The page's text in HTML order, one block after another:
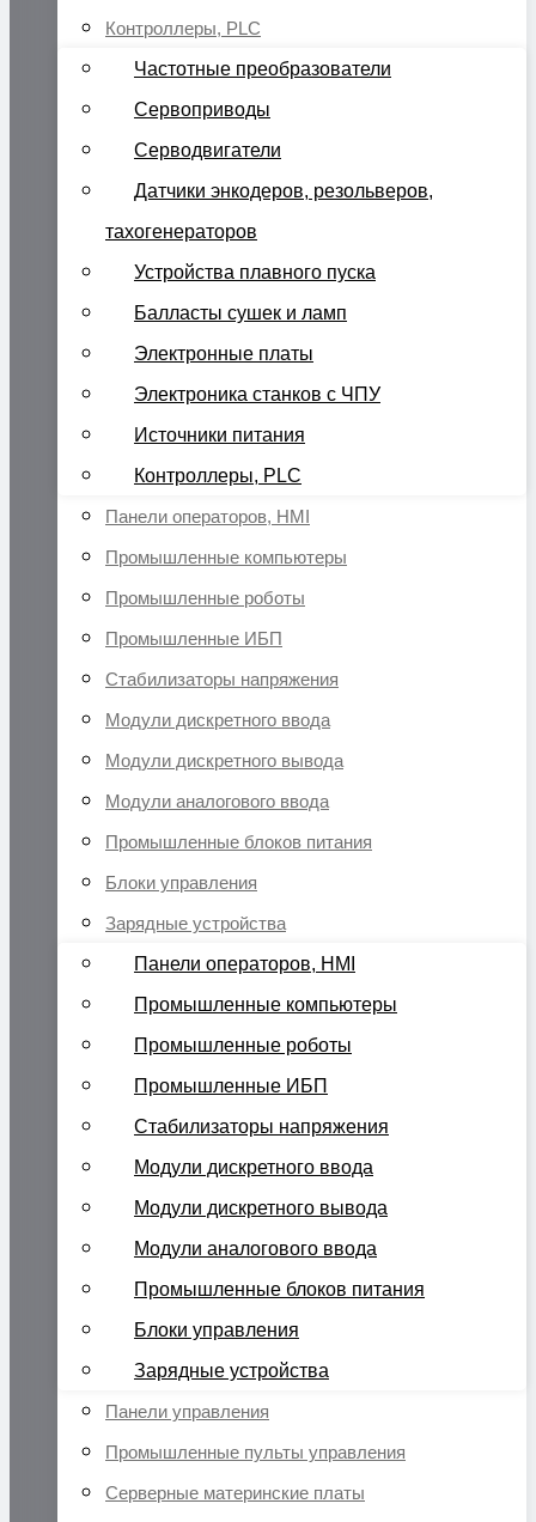
Контроллеры, PLC
Частотные преобразователи
Сервоприводы
Серводвигатели
Датчики энкодеров, резольверов,
тахогенераторов
Устройства плавного пуска
Балласты сушек и ламп
Электронные платы
Электроника станков с ЧПУ
Источники питания
Контроллеры, PLC
Панели операторов, HMI
Промышленные компьютеры
Промышленные роботы
Промышленные ИБП
Стабилизаторы напряжения
Модули дискретного ввода
Модули дискретного вывода
Модули аналогового ввода
Промышленные блоков питания
Блоки управления
Зарядные устройства
Панели операторов, HMI
Промышленные компьютеры
Промышленные роботы
Промышленные ИБП
Стабилизаторы напряжения
Модули дискретного ввода
Модули дискретного вывода
Модули аналогового ввода
Промышленные блоков питания
Блоки управления
Зарядные устройства
Панели управления
Промышленные пульты управления
Серверные материнские платы